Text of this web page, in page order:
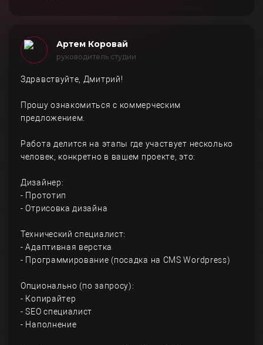
Артем Коровай
руководитель студии
Здравствуйте, Дмитрий!
Прошу ознакомиться с коммерческим
предложением.
Работа делится на этапы где участвует несколько
человек, конкретно в вашем проекте, это:
Дизайнер:
- Прототип
- Отрисовка дизайна
Технический специалист:
- Адаптивная верстка
- Программирование (посадка на CMS Wordpress)
Опционально (по запросу):
- Копирайтер
- SEO специалист
- Наполнение